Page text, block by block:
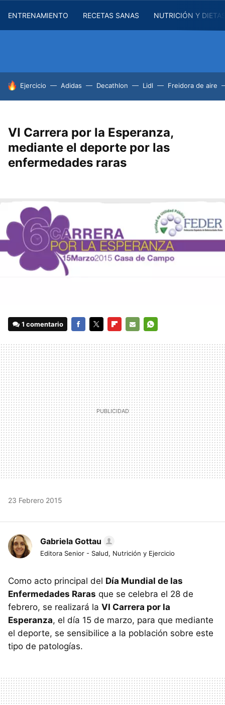
ENTRENAMIENTO RECETAS SANAS NUTRICIÓN Y
HOY SE HABLA DE
Ejercicio Adidas Decathlon Lidl Freidora de aire
VI Carrera por la Esperanza,
mediante el deporte por las
enfermedades raras
1 comentario
MAIL
23 Febrero 2015
Gabriela Gottau
Editora Senior - Salud, Nutrición y Ejercicio
Como acto principal del Día Mundial de las
Enfermedades Raras que se celebra el 28 de
febrero, se realizará la VI Carrera por la
Esperanza, el día 15 de marzo, para que mediante
el deporte, se sensibilice a la población sobre este
tipo de patologías.